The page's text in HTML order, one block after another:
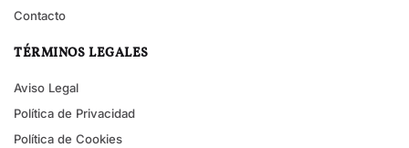
Contacto
TÉRMINOS LEGALES
Aviso Legal
Política de Privacidad
Política de Cookies